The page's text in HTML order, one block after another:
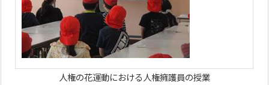
人権の花運動における人権擁護員の授業